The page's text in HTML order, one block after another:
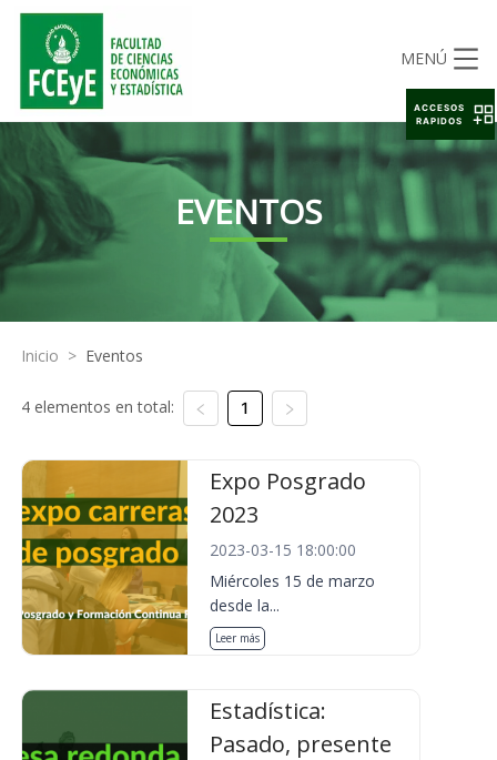
MENÚ
EVENTOS
Inicio > Eventos
4 elementos en total: 1
Expo Posgrado
2023
2023-03-15 18:00:00
Miércoles 15 de marzo
desde la...
Leer más
Estadística:
Pasado, presente
ACCESOS
RAPIDOS